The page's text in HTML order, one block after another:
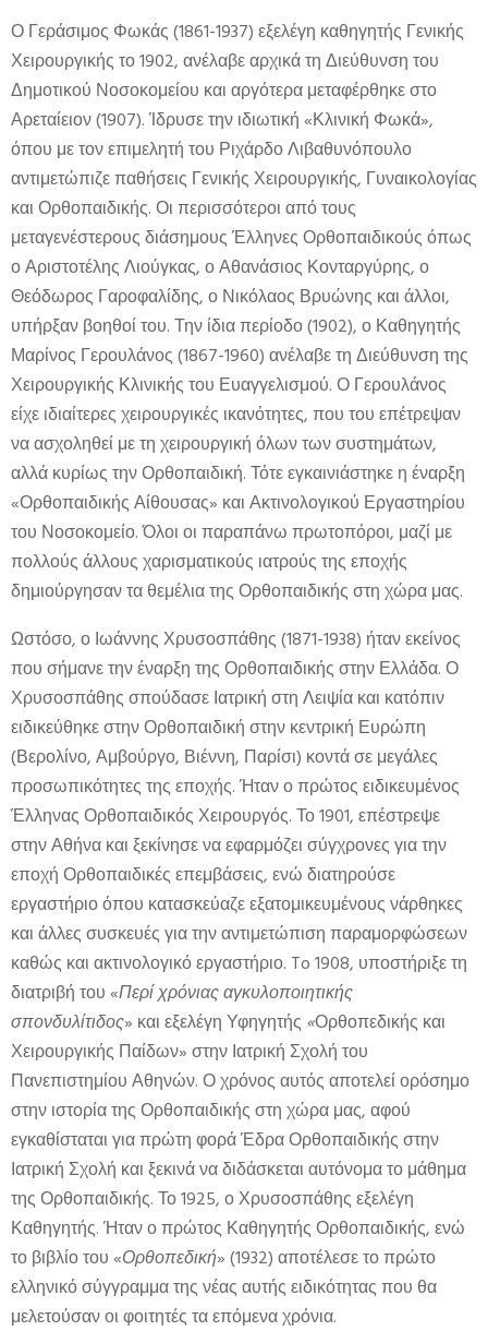
Ο Γεράσιμος Φωκάς (1861-1937) εξελέγη καθηγητής Γενικής
Χειρουργικής το 1902, ανέλαβε αρχικά τη Διεύθυνση του
Δημοτικού Νοσοκομείου και αργότερα μεταφέρθηκε στο
Αρεταίειον (1907). Ίδρυσε την ιδιωτική «Κλινική Φωκά»,
όπου με τον επιμελητή του Ριχάρδο Λιβαθυνόπουλο
αντιμετώπιζε παθήσεις Γενικής Χειρουργικής, Γυναικολογίας
και Ορθοπαιδικής. Οι περισσότεροι από τους
μεταγενέστερους διάσημους Έλληνες Ορθοπαιδικούς όπως
ο Αριστοτέλης Λιούγκας, ο Αθανάσιος Κονταργύρης, ο
Θεόδωρος Γαροφαλίδης, ο Νικόλαος Βρυώνης και άλλοι,
υπήρξαν βοηθοί του. Την ίδια περίοδο (1902), ο Καθηγητής
Μαρίνος Γερουλάνος (1867-1960) ανέλαβε τη Διεύθυνση της
Χειρουργικής Κλινικής του Ευαγγελισμού. Ο Γερουλάνος
είχε ιδιαίτερες χειρουργικές ικανότητες, που του επέτρεψαν
να ασχοληθεί με τη χειρουργική όλων των συστημάτων,
αλλά κυρίως την Ορθοπαιδική. Τότε εγκαινιάστηκε η έναρξη
«Ορθοπαιδικής Αίθουσας» και Ακτινολογικού Εργαστηρίου
του Νοσοκομείο. Όλοι οι παραπάνω πρωτοπόροι, μαζί με
πολλούς άλλους χαρισματικούς ιατρούς της εποχής
δημιούργησαν τα θεμέλια της Ορθοπαιδικής στη χώρα μας.
Ωστόσο, ο Ιωάννης Χρυσοσπάθης (1871-1938) ήταν εκείνος
που σήμανε την έναρξη της Ορθοπαιδικής στην Ελλάδα. Ο
Χρυσοσπάθης σπούδασε Ιατρική στη Λειψία και κατόπιν
ειδικεύθηκε στην Ορθοπαιδική στην κεντρική Ευρώπη
(Βερολίνο, Αμβούργο, Βιέννη, Παρίσι) κοντά σε μεγάλες
προσωπικότητες της εποχής. Ήταν ο πρώτος ειδικευμένος
Έλληνας Ορθοπαιδικός Χειρουργός. Το 1901, επέστρεψε
στην Αθήνα και ξεκίνησε να εφαρμόζει σύγχρονες για την
εποχή Ορθοπαιδικές επεμβάσεις, ενώ διατηρούσε
εργαστήριο όπου κατασκεύαζε εξατομικευμένους νάρθηκες
και άλλες συσκευές για την αντιμετώπιση παραμορφώσεων
καθώς και ακτινολογικό εργαστήριο. To 1908, υποστήριξε τη
διατριβή του «Περί χρόνιας αγκυλοποιητικής
σπονδυλίτιδος» και εξελέγη Υφηγητής «Ορθοπεδικής και
Χειρουργικής Παίδων» στην Ιατρική Σχολή του
Πανεπιστημίου Αθηνών. Ο χρόνος αυτός αποτελεί ορόσημο
στην ιστορία της Ορθοπαιδικής στη χώρα μας, αφού
εγκαθίσταται για πρώτη φορά Έδρα Ορθοπαιδικής στην
Ιατρική Σχολή και ξεκινά να διδάσκεται αυτόνομα το μάθημα
της Ορθοπαιδικής. Το 1925, ο Χρυσοσπάθης εξελέγη
Καθηγητής. Ήταν ο πρώτος Καθηγητής Ορθοπαιδικής, ενώ
το βιβλίο του «Ορθοπεδική» (1932) αποτέλεσε το πρώτο
ελληνικό σύγγραμμα της νέας αυτής ειδικότητας που θα
μελετούσαν οι φοιτητές τα επόμενα χρόνια.